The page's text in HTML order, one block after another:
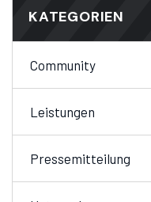
KATEGORIEN
Community
Leistungen
Pressemitteilung